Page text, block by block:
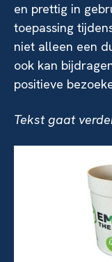
en prettig in
toepassing
niet alleen een
ook kan
positieve
Tekst gaat